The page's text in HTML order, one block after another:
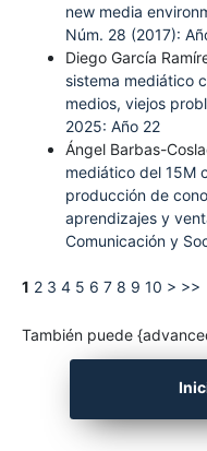
new media
Núm. 28 (2017):
Diego García
sistema mediático
medios, viejos
2025: Año 22
Ángel Barbas-
mediático del 15M
producción de
aprendizajes y
Comunicación y
1 2 3 4 5 6 7 8 9 10 > >>
También puede